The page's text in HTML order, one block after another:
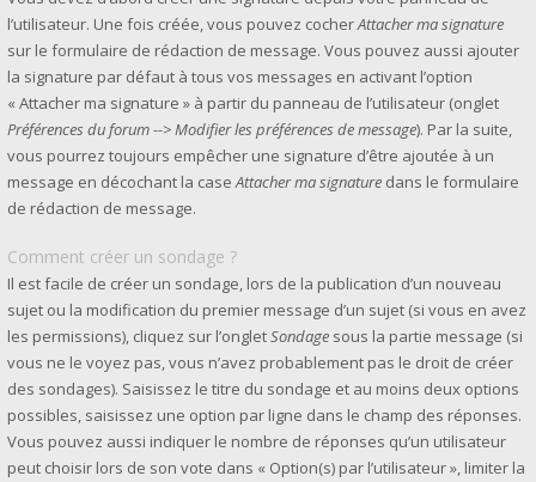
l’utilisateur. Une fois créée, vous pouvez cocherAttacher ma signature
sur le formulaire de rédaction de message. Vous pouvez aussi ajouter
la signature par défaut à tous vos messages en activant l’option
« Attacher ma signature » à partir du panneau de l’utilisateur (onglet
Préférences du forum --> Modifier les préférences de message). Par la suite,
vous pourrez toujours empêcher une signature d’être ajoutée à un
message en décochant la caseAttacher ma signature dans le formulaire
de rédaction de message.
Comment créer un sondage ?
Il est facile de créer un sondage, lors de la publication d’un nouveau
sujet ou la modification du premier message d’un sujet (si vous en avez
les permissions), cliquez sur l’ongletSondage sous la partie message (si
vous ne le voyez pas, vous n’avez probablement pas le droit de créer
des sondages). Saisissez le titre du sondage et au moins deux options
possibles, saisissez une option par ligne dans le champ des réponses.
Vous pouvez aussi indiquer le nombre de réponses qu’un utilisateur
peut choisir lors de son vote dans « Option(s) par l’utilisateur », limiter la